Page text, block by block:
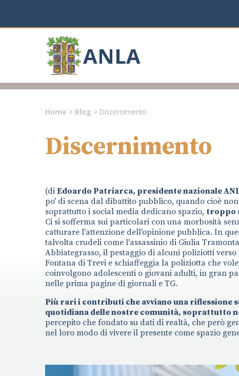
ANLA
Home > Blog > Discernimento
Discernimento
(di Edoardo Patriarca, presidente nazionale
po' di scena dal dibattito pubblico, quando cioè
soprattutto i social media dedicano spazio, troppo
Ci si sofferma sui particolari con una morbosità
catturare l'attenzione dell'opinione pubblica. In
talvolta crudeli come l'assassinio di Giulia
Abbiategrasso, il pestaggio di alcuni poliziotti
Fontana di Trevi e schiaffeggia la poliziotta che
coinvolgono adolescenti o giovani adulti, in gran
nelle prima pagine di giornali e TG.
Più rari i contributi che avviano una riflessione
quotidiana delle nostre comunità, soprattutto
percepito che fondato su dati di realtà, che però
nel loro modo di vivere il presente come spazio